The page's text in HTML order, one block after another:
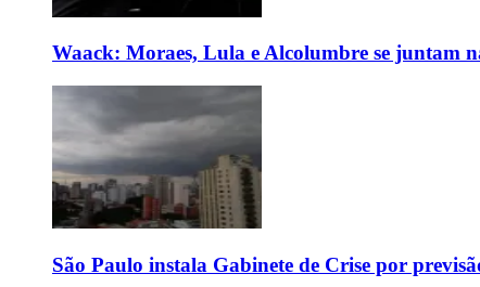
Waack: Moraes, Lula e Alcolumbre se juntam
São Paulo instala Gabinete de Crise por